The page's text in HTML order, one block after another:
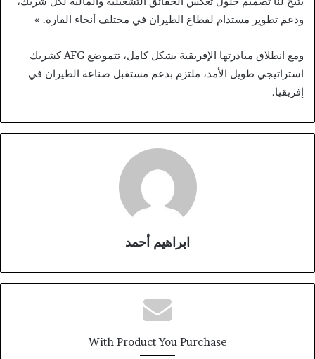
ودعم تطوير مستدام لقطاع الطيران في مختلف أنحاء القارة. »
ومع انطلاق مبادرتها الإفريقية بشكل كامل، تتموضع AFG كشريك
استراتيجي طويل الأمد، ملتزم بدعم مستقبل صناعة الطيران في
إفريقيا.
ابراهيم أحمد
With Product You Purchase